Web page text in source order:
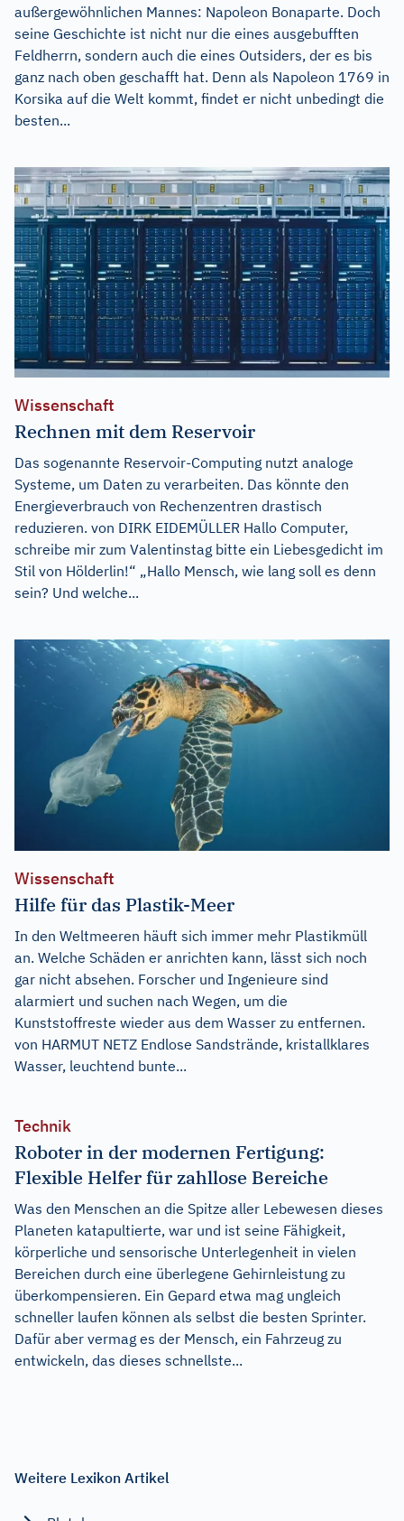
außergewöhnlichen Mannes: Napoleon Bonaparte. Doch
seine Geschichte ist nicht nur die eines ausgebufften
Feldherrn, sondern auch die eines Outsiders, der es bis
ganz nach oben geschafft hat. Denn als Napoleon 1769 in
Korsika auf die Welt kommt, findet er nicht unbedingt die
besten...
Wissenschaft
Rechnen mit dem Reservoir
Das sogenannte Reservoir-Computing nutzt analoge
Systeme, um Daten zu verarbeiten. Das könnte den
Energieverbrauch von Rechenzentren drastisch
reduzieren. von DIRK EIDEMÜLLER Hallo Computer,
schreibe mir zum Valentinstag bitte ein Liebesgedicht im
Stil von Hölderlin!“ „Hallo Mensch, wie lang soll es denn
sein? Und welche...
Wissenschaft
Hilfe für das Plastik-Meer
In den Weltmeeren häuft sich immer mehr Plastikmüll
an. Welche Schäden er anrichten kann, lässt sich noch
gar nicht absehen. Forscher und Ingenieure sind
alarmiert und suchen nach Wegen, um die
Kunststoffreste wieder aus dem Wasser zu entfernen.
von HARMUT NETZ Endlose Sandstrände, kristallklares
Wasser, leuchtend bunte...
Technik
Roboter in der modernen Fertigung:
Flexible Helfer für zahllose Bereiche
Was den Menschen an die Spitze aller Lebewesen dieses
Planeten katapultierte, war und ist seine Fähigkeit,
körperliche und sensorische Unterlegenheit in vielen
Bereichen durch eine überlegene Gehirnleistung zu
überkompensieren. Ein Gepard etwa mag ungleich
schneller laufen können als selbst die besten Sprinter.
Dafür aber vermag es der Mensch, ein Fahrzeug zu
entwickeln, das dieses schnellste...
Weitere Lexikon Artikel